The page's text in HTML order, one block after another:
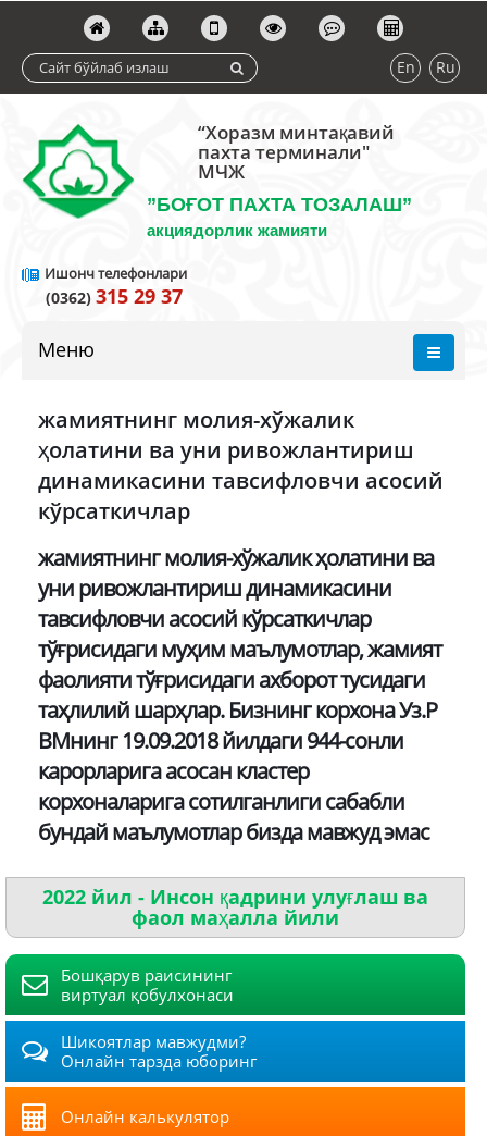
En Ru
“Хоразм минтақавий
пахта терминали"
МЧЖ
”БОҒОТ ПАХТА ТОЗАЛАШ”
акциядорлик жамияти
Ишонч телефонлари
(0362) 315 29 37
Меню
жамиятнинг молия-хўжалик
ҳолатини ва уни ривожлантириш
динамикасини тавсифловчи асосий
кўрсаткичлар
жамиятнинг молия-хўжалик ҳолатини ва
уни ривожлантириш динамикасини
тавсифловчи асосий кўрсаткичлар
тўғрисидаги муҳим маълумотлар, жамият
фаолияти тўғрисидаги ахборот тусидаги
таҳлилий шарҳлар. Бизнинг корхона Уз.Р
ВМнинг 19.09.2018 йилдаги 944-сонли
карорларига асосан кластер
корхоналарига сотилганлиги сабабли
бундай маълумотлар бизда мавжуд эмас
2022 йил - Инсон қадрини улуғлаш ва
фаол маҳалла йили
Бошқарув раисининг
виртуал қобулхонаси
Шикоятлар мавжудми?
Онлайн тарзда юборинг
Онлайн калькулятор